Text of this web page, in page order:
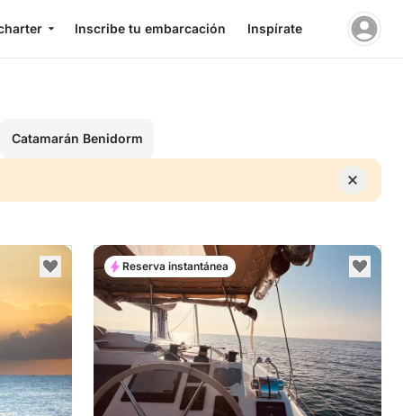
Inscribe tu embarcación Inspírate
Catamarán Benidorm
Reserva instantánea